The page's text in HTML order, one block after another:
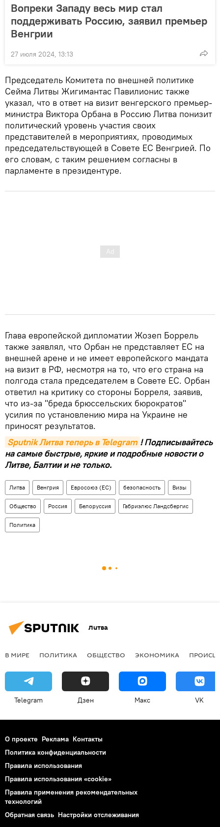
Вопреки Западу весь мир стал
поддерживать Россию, заявил премьер
Венгрии
27 июля 2024, 13:13
Председатель Комитета по внешней политике
Сейма Литвы Жигимантас Павилионис также
указал, что в ответ на визит венгерского премьер-
министра Виктора Орбана в Россию Литва понизит
политический уровень участия своих
представителей в мероприятиях, проводимых
председательствующей в Совете ЕС Венгрией. По
его словам, с таким решением согласны в
парламенте в президентуре.
Глава европейской дипломатии Жозеп Боррель
также заявлял, что Орбан не представляет ЕС на
внешней арене и не имеет европейского мандата
на визит в РФ, несмотря на то, что его страна на
полгода стала председателем в Совете ЕС. Орбан
ответил на критику со стороны Борреля, заявив,
что из-за "бреда брюссельских бюрократов"
усилия по установлению мира на Украине не
приносят результатов.
Sputnik Литва теперь в Telegram ! Подписывайтесь
на самые быстрые, яркие и подробные новости о
Литве, Балтии и не только.
Литва Венгрия Евросоюз (ЕС) безопасность Визы
Общество Россия Белоруссия Габриэлюс Ландсбергис
Политика
Литва
В МИРЕ ПОЛИТИКА ОБЩЕСТВО ЭКОНОМИКА
Telegram Дзен Макс VK
О проекте Реклама Контакты
Политика конфиденциальности
Правила использования
Правила использования «cookie»
Правила применения рекомендательных
технологий
Обратная связь Настройки отслеживания